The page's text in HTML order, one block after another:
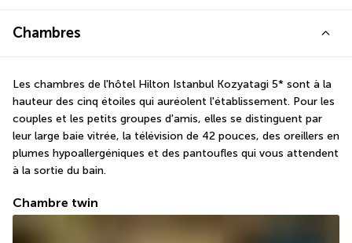
Chambres
Les chambres de l'hôtel Hilton Istanbul Kozyatagi 5* sont à la
hauteur des cinq étoiles qui auréolent l'établissement. Pour les
couples et les petits groupes d'amis, elles se distinguent par
leur large baie vitrée, la télévision de 42 pouces, des oreillers en
plumes hypoallergéniques et des pantoufles qui vous attendent
à la sortie du bain.
Chambre twin